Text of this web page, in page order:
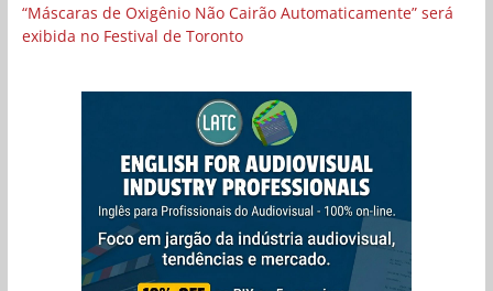
“Máscaras de Oxigênio Não Cairão Automaticamente” será
exibida no Festival de Toronto